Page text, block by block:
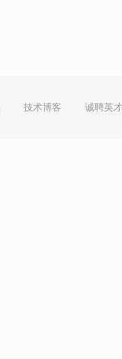
技术博客 诚聘英才